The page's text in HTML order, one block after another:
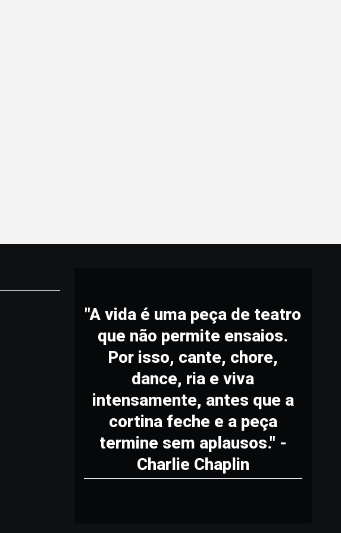
"A vida é uma peça de teatro
que não permite ensaios.
Por isso, cante, chore,
dance, ria e viva
intensamente, antes que a
cortina feche e a peça
termine sem aplausos." -
Charlie Chaplin